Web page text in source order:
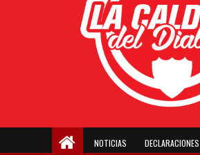
NOTICIAS DECLARACIONES